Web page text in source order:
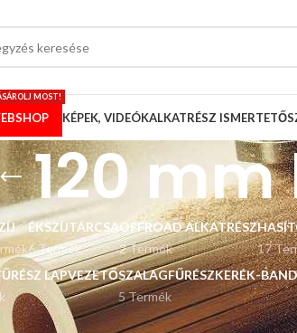
MOST!
KÉPEK, VIDEÓKALKATRÉSZ ISMERTETŐ
120
ÉKSZÍJTÁRCSA
6 Termék
OFFROAD ALKATRÉSZ
2 Termék
17
LAPVEZETŐSZALAGFŰRÉSZKERÉK-
5 Termék
termékek